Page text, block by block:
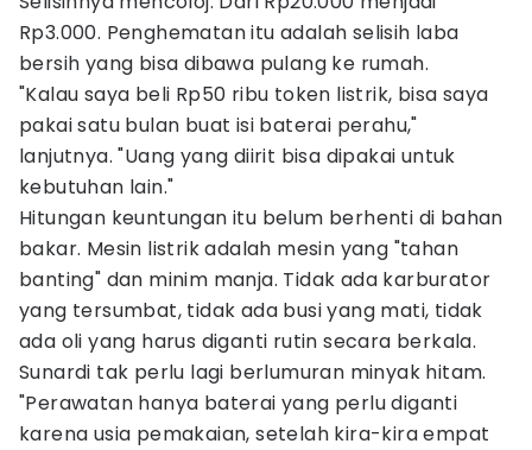
Rp3.000. Penghematan itu adalah selisih laba
bersih yang bisa dibawa pulang ke rumah.
"Kalau saya beli Rp50 ribu token listrik, bisa saya
pakai satu bulan buat isi baterai perahu,"
lanjutnya. "Uang yang diirit bisa dipakai untuk
kebutuhan lain."
Hitungan keuntungan itu belum berhenti di bahan
bakar. Mesin listrik adalah mesin yang "tahan
banting" dan minim manja. Tidak ada karburator
yang tersumbat, tidak ada busi yang mati, tidak
ada oli yang harus diganti rutin secara berkala.
Sunardi tak perlu lagi berlumuran minyak hitam.
"Perawatan hanya baterai yang perlu diganti
karena usia pemakaian, setelah kira-kira empat